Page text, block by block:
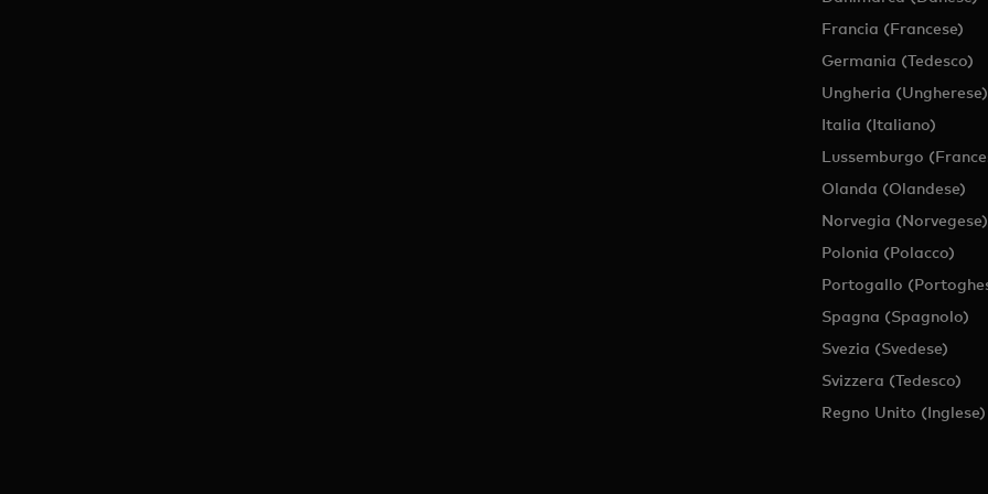
Francia (Francese)
Germania (Tedesco)
Ungheria (Ungherese)
Italia (Italiano)
Lussemburgo
Olanda (Olandese)
Norvegia (Norvegese)
Polonia (Polacco)
Portogallo
Spagna (Spagnolo)
Svezia (Svedese)
Svizzera (Tedesco)
Regno Unito (Inglese)